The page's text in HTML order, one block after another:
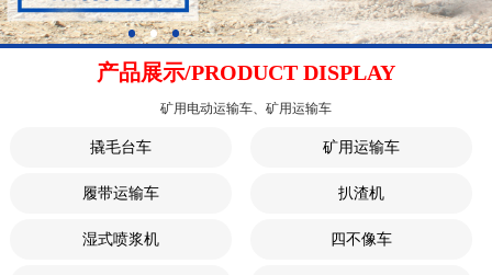
产品展示/PRODUCT DISPLAY
矿用电动运输车、矿用运输车
撬毛台车 矿用运输车
履带运输车 扒渣机
湿式喷浆机 四不像车